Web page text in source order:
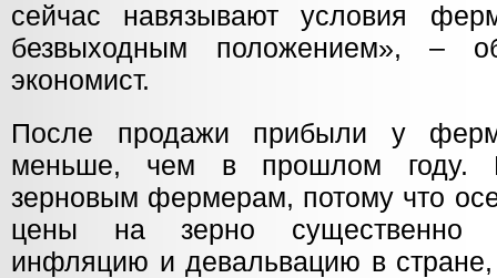
сейчас навязывают условия
безвыходным положением», –
экономист.
После продажи прибыли у
меньше, чем в прошлом году.
зерновым фермерам, потому что
цены на зерно существенно
инфляцию и девальвацию в стране,